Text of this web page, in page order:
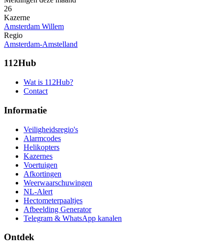
26
Kazerne
Amsterdam Willem
Regio
Amsterdam-Amstelland
112Hub
Wat is 112Hub?
Contact
Informatie
Veiligheidsregio's
Alarmcodes
Helikopters
Kazernes
Voertuigen
Afkortingen
Weerwaarschuwingen
NL-Alert
Hectometerpaaltjes
Afbeelding Generator
Telegram & WhatsApp kanalen
Ontdek